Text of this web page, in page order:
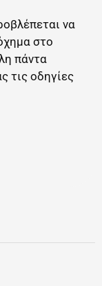
να
στο
πάντα
τις οδηγίες